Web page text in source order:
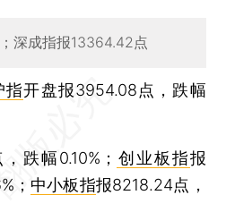
深成指报13364.42点
指开盘报3954.08点，跌幅
跌幅0.10%； 创业板指报
； 中小板指报8218.24点，